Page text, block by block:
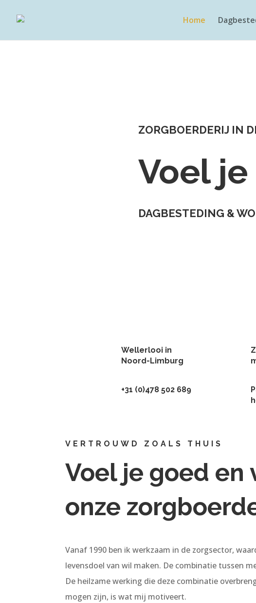
Home
ZORGBOERDERIJ IN
Voel
DAGBESTEDING &
Wellerlooi in
Noord-Limburg
+31 (0)478 502 689
VERTROUWD ZOALS THUIS
Voel je goed en
onze
Vanaf 1990 ben ik werkzaam in de zorgsector,
levensdoel van wil maken. De combinatie tussen
De heilzame werking die deze combinatie
mogen zijn, is wat mij motiveert.